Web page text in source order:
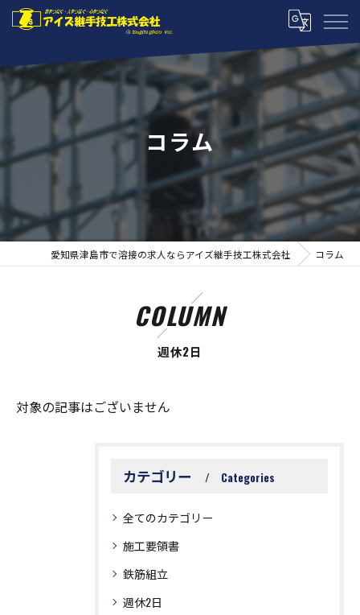
コラム
愛知県津島市で溶接の求人ならアイズ継手技工株式会社 コラム
COLUMN
週休2日
対象の記事はございません
カテゴリー Categories
全てのカテゴリー
施工要領書
鉄筋組立
週休2日